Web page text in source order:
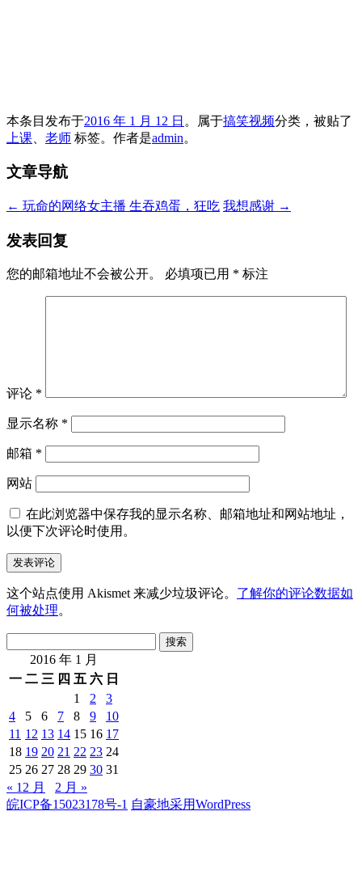
本条目发布于2016 年 1 月 12 日 。属于搞笑视频分类，被贴了
上课
老师 标签。 作者是admin。
文章导航
← 玩命的网络女主播 生吞鸡蛋，狂吃 我想感谢 →
发表回复
您的邮箱地址不会被公开。 必填项已用 * 标注
评论 *
显示名称 *
邮箱 *
网站
在此浏览器中保存我的显示名称、邮箱地址和网站地址，
以便下次评论时使用。
这个站点使用 Akismet 来减少垃圾评论。 了解你的评论数据如
何被处理。
索：2016 年 1 月
一 二 三 四 五 六 日
1
2
3
4
5 6 7 8 9
10
11 12 13 14 15 16 17
18 19 20 21 22 23 24
25 26 27 28 29 30 31
« 12 月
2 月 »
皖ICP备15023178号-1 自豪地采用WordPress